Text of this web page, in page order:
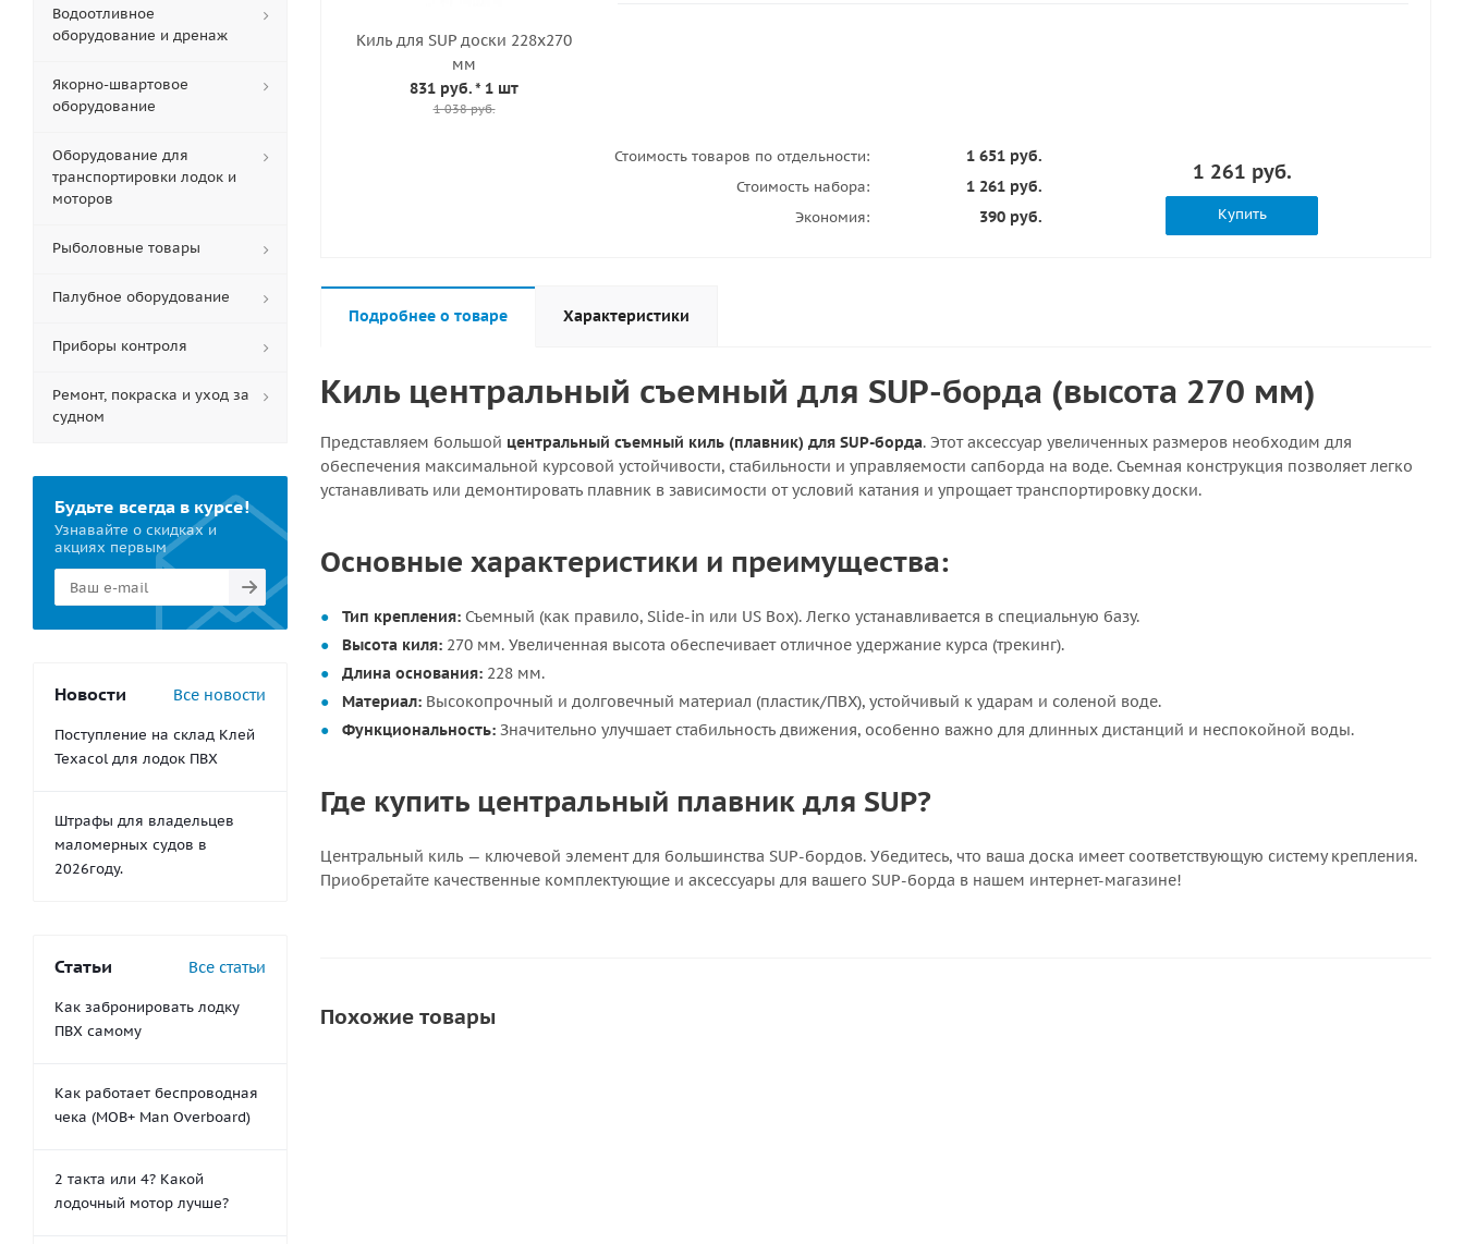
Киль для SUP доски 228х270
мм
831 руб.* 1 шт
1 038 руб.
Стоимость товаров по отдельности: 1 651 руб.
Стоимость набора: 1 261 руб.
Экономия: 390 руб.
1 261 руб.
Купить
Подробнее о товаре Характеристики
Киль центральный съемный для SUP-борда (высота 270 мм)
Представляем большой центральный съемный киль (плавник) для SUP-борда. Этот аксессуар увеличенных размеров необходим для
обеспечения максимальной курсовой устойчивости, стабильности и управляемости сапборда на воде. Съемная конструкция позволяет легко
устанавливать или демонтировать плавник в зависимости от условий катания и упрощает транспортировку доски.
Основные характеристики и преимущества:
Тип крепления: Съемный (как правило, Slide-in или US Box). Легко устанавливается в специальную базу.
Высота киля: 270 мм. Увеличенная высота обеспечивает отличное удержание курса (трекинг).
Длина основания: 228 мм.
Материал: Высокопрочный и долговечный материал (пластик/ПВХ), устойчивый к ударам и соленой воде.
Функциональность: Значительно улучшает стабильность движения, особенно важно для длинных дистанций и неспокойной воды.
Где купить центральный плавник для SUP?
Центральный киль — ключевой элемент для большинства SUP-бордов. Убедитесь, что ваша доска имеет соответствующую систему крепления.
Приобретайте качественные комплектующие и аксессуары для вашего SUP-борда в нашем интернет-магазине!
Похожие товары
Водоотливное
оборудование и дренаж
Якорно-швартовое
оборудование
Оборудование для
транспортировки лодок и
моторов
Рыболовные товары
Палубное оборудование
Приборы контроля
Ремонт, покраска и уход за
судном
Будьте всегда в курсе!
Узнавайте о скидках и
акциях первым
Новости Все новости
Поступление на склад Клей
Texacol для лодок ПВХ
Штрафы для владельцев
маломерных судов в
2026году.
Статьи Все статьи
Как забронировать лодку
ПВХ самому
Как работает беспроводная
чека (MOB+ Man Overboard)
2 такта или 4? Какой
лодочный мотор лучше?